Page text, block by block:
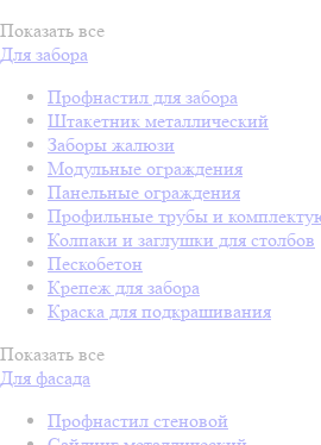
Показать все
Для забора
Профнастил для забора
Штакетник металлический
Заборы жалюзи
Модульные ограждения
Панельные ограждения
Профильные трубы и
Колпаки и заглушки для столбов
Пескобетон
Крепеж для забора
Краска для подкрашивания
Показать все
Для фасада
Профнастил стеновой